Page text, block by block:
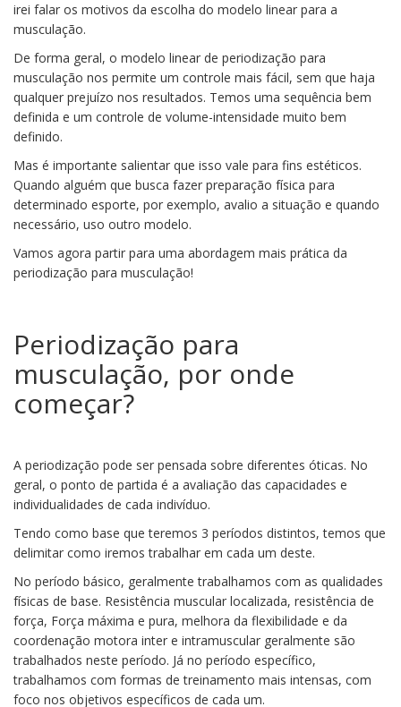
irei falar os motivos da escolha do modelo linear para a
musculação.
De forma geral, o modelo linear de periodização para
musculação nos permite um controle mais fácil, sem que haja
qualquer prejuízo nos resultados. Temos uma sequência bem
definida e um controle de volume-intensidade muito bem
definido.
Mas é importante salientar que isso vale para fins estéticos.
Quando alguém que busca fazer preparação física para
determinado esporte, por exemplo, avalio a situação e quando
necessário, uso outro modelo.
Vamos agora partir para uma abordagem mais prática da
periodização para musculação!
Periodização para
musculação, por onde
começar?
A periodização pode ser pensada sobre diferentes óticas. No
geral, o ponto de partida é a avaliação das capacidades e
individualidades de cada indivíduo.
Tendo como base que teremos 3 períodos distintos, temos que
delimitar como iremos trabalhar em cada um deste.
No período básico, geralmente trabalhamos com as qualidades
físicas de base. Resistência muscular localizada, resistência de
força, Força máxima e pura, melhora da flexibilidade e da
coordenação motora inter e intramuscular geralmente são
trabalhados neste período. Já no período específico,
trabalhamos com formas de treinamento mais intensas, com
foco nos objetivos específicos de cada um.